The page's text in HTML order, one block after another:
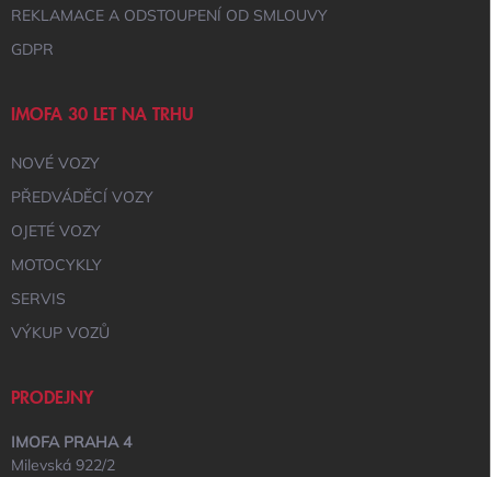
REKLAMACE A ODSTOUPENÍ OD SMLOUVY
GDPR
IMOFA 30 LET NA TRHU
NOVÉ VOZY
PŘEDVÁDĚCÍ VOZY
OJETÉ VOZY
MOTOCYKLY
SERVIS
VÝKUP VOZŮ
PRODEJNY
IMOFA PRAHA 4
Milevská 922/2